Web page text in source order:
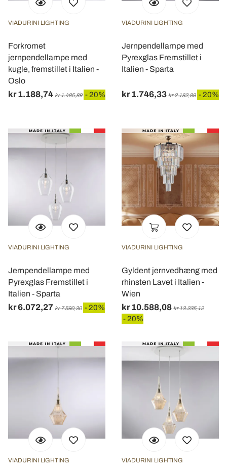
VIADURINI LIGHTING
Forkromet
jernpendellampe med
kugle, fremstillet i Italien -
Oslo
kr 1.188,74 kr 1.485,89 - 20%
VIADURINI LIGHTING
Jernpendellampe med
Pyrexglas Fremstillet i
Italien - Sparta
kr 1.746,33 kr 2.182,89 - 20%
VIADURINI LIGHTING
Jernpendellampe med
Pyrexglas Fremstillet i
Italien - Sparta
kr 6.072,27 kr 7.590,30 - 20%
VIADURINI LIGHTING
Gyldent jernvedhæng med
rhinsten Lavet i Italien -
Wien
kr 10.588,08 kr 13.235,12
- 20%
VIADURINI LIGHTING VIADURINI LIGHTING